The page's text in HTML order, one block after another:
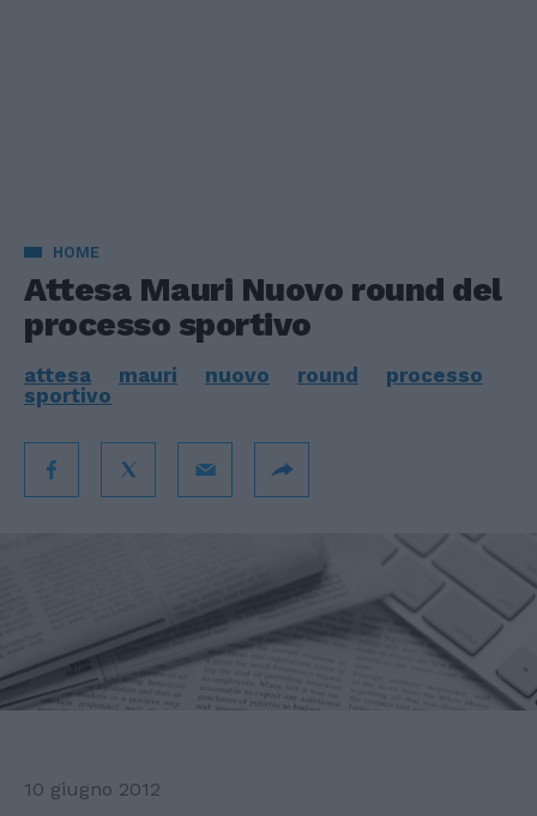
HOME
Attesa Mauri Nuovo round del
processo sportivo
attesa mauri nuovo round
processo
sportivo
10 giugno 2012